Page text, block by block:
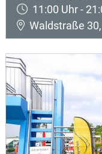
11:00 Uhr -
Waldstraße